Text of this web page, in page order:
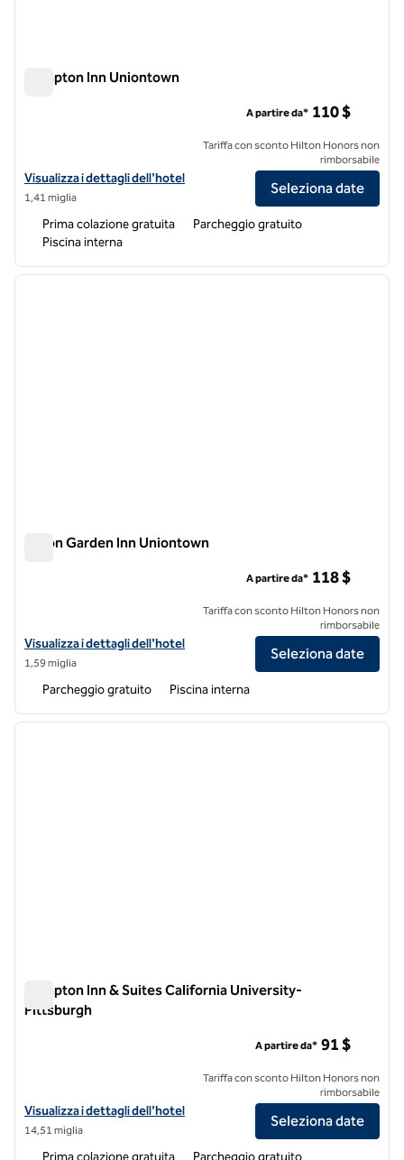
Hampton Inn Uniontown
Visualizza i dettagli dell'hotel Hampton Inn Uniontown
Visualizza i dettagli dell'hotel
1,41 miglia
A partire da* 110 $
Tariffa con sconto Hilton Honors non
rimborsabile
Seleziona date
Prima colazione gratuita
Parcheggio gratuito
Piscina interna
1 di 12
Hilton Garden Inn Uniontown
Visualizza i dettagli dell'hotel Hilton Garden Inn Uniontown
Visualizza i dettagli dell'hotel
1,59 miglia
A partire da* 118 $
Tariffa con sconto Hilton Honors non
rimborsabile
Seleziona date
Parcheggio gratuito Piscina interna
1 di 12
Hampton Inn & Suites California University-
Pittsburgh
Visualizza i dettagli dell'hotel Hampton Inn & Suites California
Visualizza i dettagli dell'hotel
14,51 miglia
A partire da* 91 $
Tariffa con sconto Hilton Honors non
rimborsabile
Seleziona date